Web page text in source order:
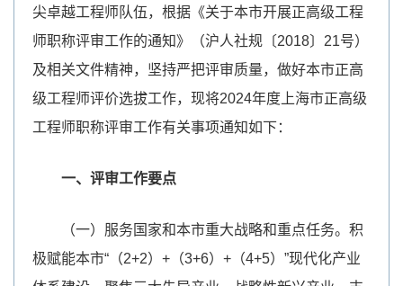
尖卓越工程师队伍，根据《关于本市开展正高级工程
师职称评审工作的通知》（沪人社规〔2018〕21号）
及相关文件精神，坚持严把评审质量，做好本市正高
级工程师评价选拔工作，现将2024年度上海市正高级
工程师职称评审工作有关事项通知如下：
一、评审工作要点
（一）服务国家和本市重大战略和重点任务。积
极赋能本市“（2+2）+（3+6）+（4+5）”现代化产业